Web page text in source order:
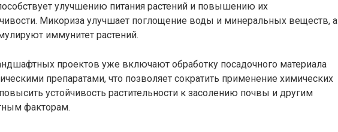
улучшению питания растений и повышению их
Микориза улучшает поглощение воды и минеральных веществ, а
иммунитет растений.
проектов уже включают обработку посадочного материала
препаратами, что позволяет сократить применение химических
устойчивость растительности к засолению почвы и другим
факторам.